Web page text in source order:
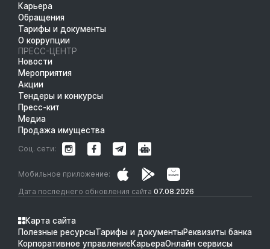
Карьера
Обращения
Тарифы и документы
О коррупции
ПРЕСС-ЦЕНТР
Новости
Мероприятия
Акции
Тендеры и конкурсы
Пресс-кит
Медиа
Продажа имущества
Дата последнего обновления сайта 07.08.2026
Мобильное приложение:
Соц. сети:
Карта сайта
Полезные ресурсыТарифы и документыРеквизиты банка
Корпоративное управлениеКарьераОнлайн сервисы